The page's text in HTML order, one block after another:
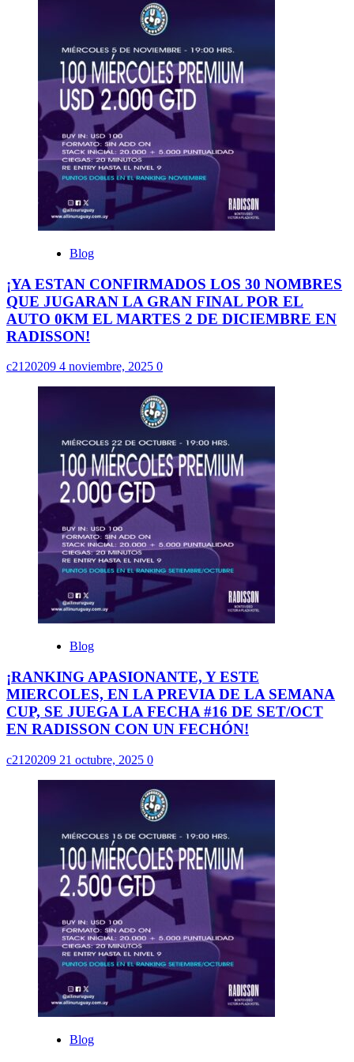
Blog
¡YA ESTAN CONFIRMADOS LOS 30 NOMBRES
QUE JUGARAN LA GRAN FINAL POR EL
AUTO 0KM EL MARTES 2 DE DICIEMBRE EN
RADISSON!
c2120209 4 noviembre, 2025 0
Blog
¡RANKING APASIONANTE, Y ESTE
MIERCOLES, EN LA PREVIA DE LA SEMANA
CUP, SE JUEGA LA FECHA #16 DE SET/OCT
EN RADISSON CON UN FECHÓN!
c2120209 21 octubre, 2025 0
Blog